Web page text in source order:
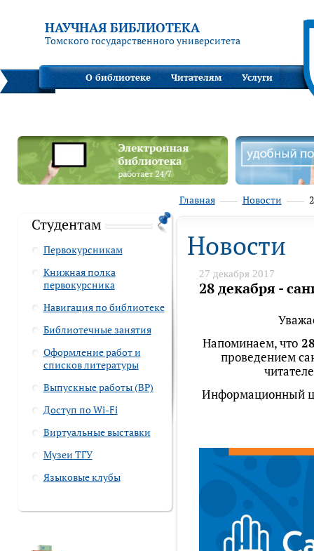
НАУЧНАЯ БИБЛИОТЕКА
Томского государственного университета
О библиотеке Читателям Услуги
Студентам
Первокурсникам
Книжная полка
первокурсника
Навигация по библиотеке
Библиотечные занятия
Оформление работ и
списков литературы
Выпускные работы (ВР)
Доступ по Wi-Fi
Виртуальные выставки
Музеи ТГУ
Языковые клубы
Главная Новости
Новости
27 декабря 2017
28 декабря -
Напоминаем, что
проведением
Информационный